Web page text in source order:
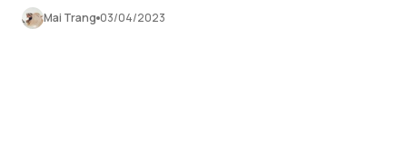
Mai Trang 03/04/2023